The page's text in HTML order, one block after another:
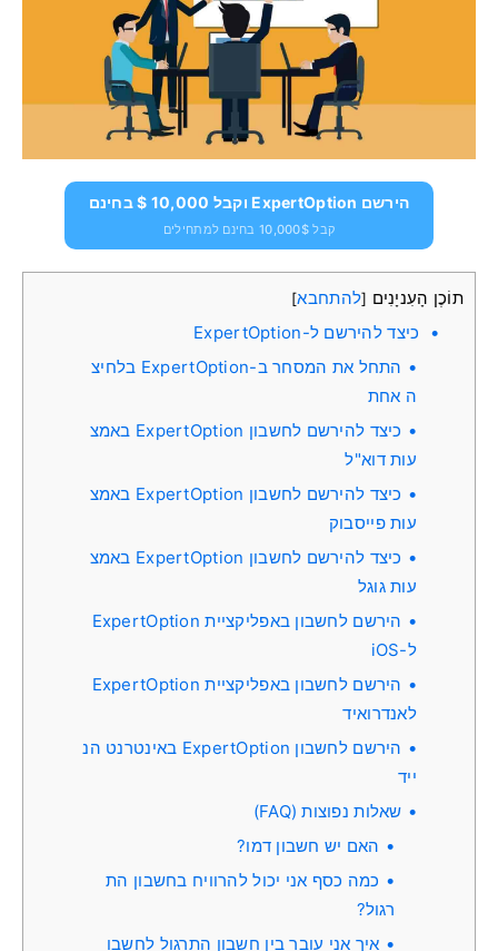
הירשם ExpertOption וקבל 10,000 $ בחינם
קבל 10,000$ בחינם למתחילים
תוֹכֶן הָעִניָנִים [להתחבא]
כיצד להירשם ל-ExpertOption
התחל את המסחר ב-ExpertOption בלחיצ
ה אחת
כיצד להירשם לחשבון ExpertOption באמצ
עות דוא"ל
כיצד להירשם לחשבון ExpertOption באמצ
עות פייסבוק
כיצד להירשם לחשבון ExpertOption באמצ
עות גוגל
הירשם לחשבון באפליקציית ExpertOption
ל-iOS
הירשם לחשבון באפליקציית ExpertOption
לאנדרואיד
הירשם לחשבון ExpertOption באינטרנט הנ
ייד
שאלות נפוצות (FAQ)
האם יש חשבון דמו?
כמה כסף אני יכול להרוויח בחשבון הת
רגול?
איך אני עובר בין חשבון התרגול לחשבו